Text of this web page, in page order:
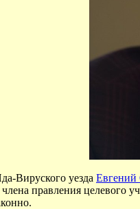
Вируского уезда Евгений
правления целевого